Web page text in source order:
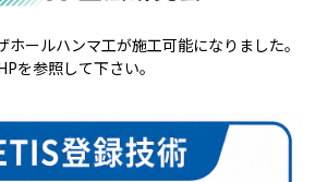
ールハンマ工が施工可能になりました。
を参照して下さい。